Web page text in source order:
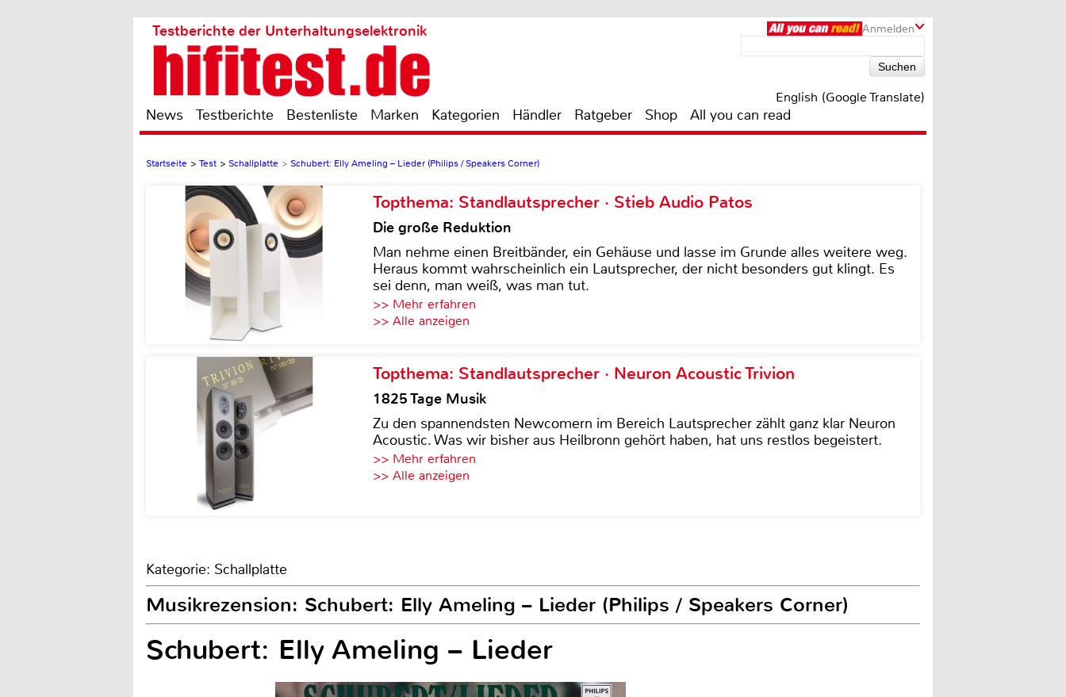
Anmelden
Testberichte der Unterhaltungselektronik
English (Google Translate)
News Testberichte Bestenliste Marken Kategorien Händler Ratgeber Shop All you can read
Startseite > Test > Schallplatte > Schubert: Elly Ameling – Lieder (Philips / Speakers Corner)
Topthema: Standlautsprecher · Stieb Audio Patos
Die große Reduktion
Man nehme einen Breitbänder, ein Gehäuse und lasse im Grunde alles weitere weg.
Heraus kommt wahrscheinlich ein Lautsprecher, der nicht besonders gut klingt. Es
sei denn, man weiß, was man tut.
>> Mehr erfahren
>> Alle anzeigen
Topthema: Standlautsprecher · Neuron Acoustic Trivion
1825 Tage Musik
Zu den spannendsten Newcomern im Bereich Lautsprecher zählt ganz klar Neuron
Acoustic. Was wir bisher aus Heilbronn gehört haben, hat uns restlos begeistert.
>> Mehr erfahren
>> Alle anzeigen
Kategorie: Schallplatte
Musikrezension: Schubert: Elly Ameling – Lieder (Philips / Speakers Corner)
Schubert: Elly Ameling – Lieder